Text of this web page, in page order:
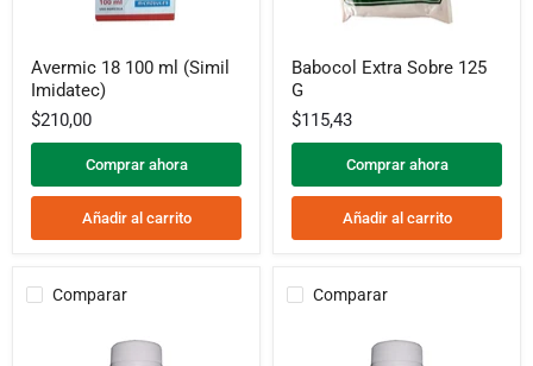
18
100
ml
(Simil
Imidatec)
Avermic 18 100 ml (Simil
Imidatec)
$210,00
Comprar ahora
Añadir al carrito
Extra
Sobre
125
G
Babocol Extra Sobre 125
G
$115,43
Comprar ahora
Añadir al carrito
Comparar Comparar